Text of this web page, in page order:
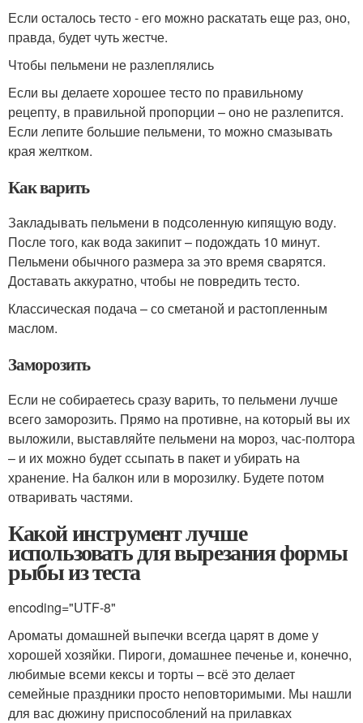
Если осталось тесто - его можно раскатать еще раз, оно,
правда, будет чуть жестче.
Чтобы пельмени не разлеплялись
Если вы делаете хорошее тесто по правильному
рецепту, в правильной пропорции – оно не разлепится.
Если лепите большие пельмени, то можно смазывать
края желтком.
Как варить
Закладывать пельмени в подсоленную кипящую воду.
После того, как вода закипит – подождать 10 минут.
Пельмени обычного размера за это время сварятся.
Доставать аккуратно, чтобы не повредить тесто.
Классическая подача – со сметаной и растопленным
маслом.
Заморозить
Если не собираетесь сразу варить, то пельмени лучше
всего заморозить. Прямо на противне, на который вы их
выложили, выставляйте пельмени на мороз, час-полтора
– и их можно будет ссыпать в пакет и убирать на
хранение. На балкон или в морозилку. Будете потом
отваривать частями.
Какой инструмент лучше
использовать для вырезания формы
рыбы из теста
encoding="UTF-8"
Ароматы домашней выпечки всегда царят в доме у
хорошей хозяйки. Пироги, домашнее печенье и, конечно,
любимые всеми кексы и торты – всё это делает
семейные праздники просто неповторимыми. Мы нашли
для вас дюжину приспособлений на прилавках